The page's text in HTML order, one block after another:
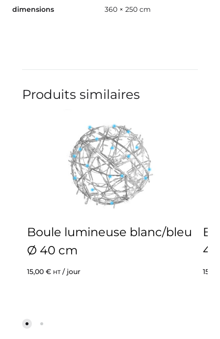
dimensions 360 × 250 cm
Produits similaires
Boule lumineuse blanc/bleu
Ø 40 cm
15,00 € HT/ jour